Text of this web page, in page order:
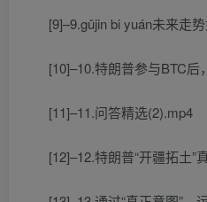
[9]–9.gǔjin bi yuán未来走
[10]–10.特朗普参与BTC后
[11]–11.问答精选(2).mp4
[12]–12.特朗普“开疆拓土”